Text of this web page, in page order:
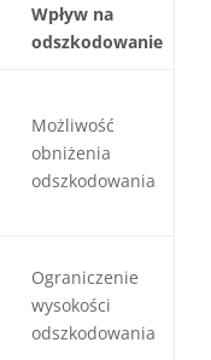
Wpływ na
odszkodowanie
Możliwość
obniżenia
odszkodowania
Ograniczenie
wysokości
odszkodowania